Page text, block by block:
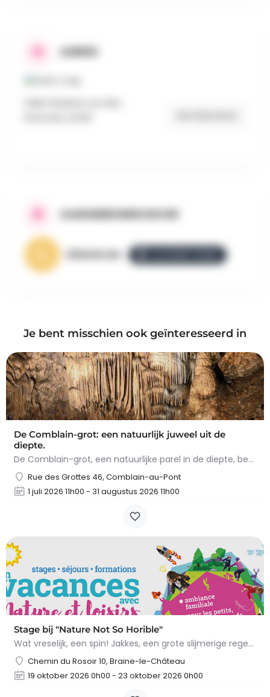
ADRES
AANGEBODEN DOOR
Je bent misschien ook geïnteresseerd in
De Comblain-grot: een natuurlijk juweel uit de
diepte.
De Comblain-grot, een natuurlijke parel in de diepte, betovert met zijn spectaculaire concreties. Tijdens het…
Rue des Grottes 46, Comblain-au-Pont
1 juli 2026 11h00 - 31 augustus 2026 11h00
Stage bij "Nature Not So Horible"
Wat vreselijk, een spin! Jakkes, een grote slijmerige regenworm! En slakken, daar wil ik het al helemaal niet…
Chemin du Rosoir 10, Braine-le-Château
19 oktober 2026 0h00 - 23 oktober 2026 0h00